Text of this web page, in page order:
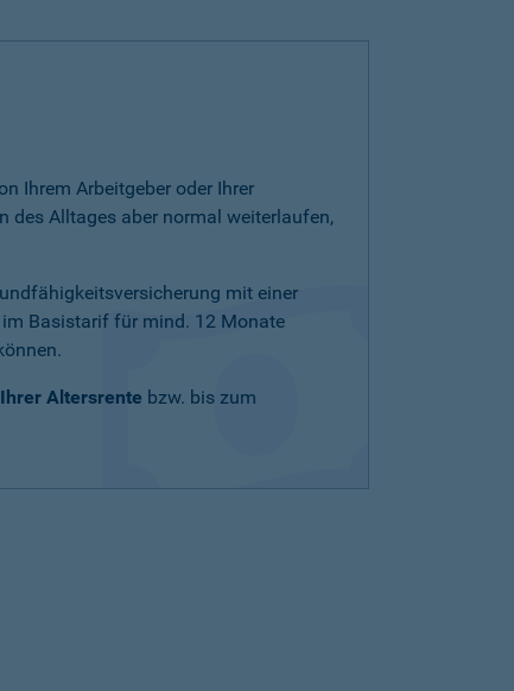
Ihrem Arbeitgeber oder Ihrer
des Alltages aber normal weiterlaufen,
mit einer
Basistarif für mind. 12 Monate
Altersrente bzw. bis zum